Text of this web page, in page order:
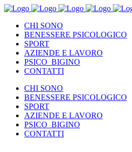
CHI SONO
BENESSERE PSICOLOGICO
SPORT
AZIENDE E LAVORO
PSICO_BIGINO
CONTATTI
CHI SONO
BENESSERE PSICOLOGICO
SPORT
AZIENDE E LAVORO
PSICO_BIGINO
CONTATTI